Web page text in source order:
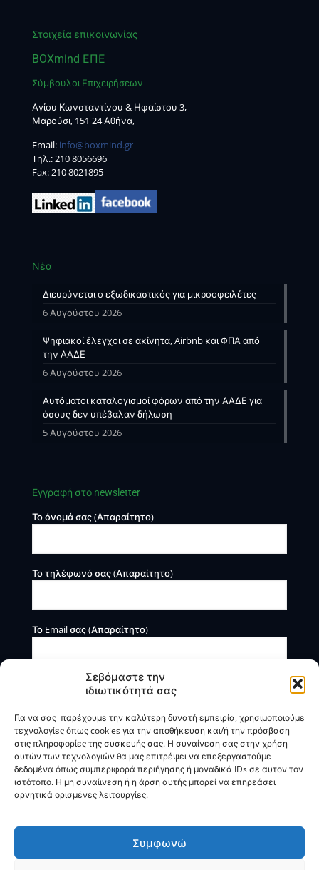
Σεβόμαστε την
ιδιωτικότητά σας
Για να σας παρέχουμε την καλύτερη δυνατή εμπειρία, χρησιμοποιούμε
τεχνολογίες όπως cookies για την αποθήκευση και/ή την πρόσβαση
στις πληροφορίες της συσκευής σας. Η συναίνεση σας στην χρήση
αυτών των τεχνολογιών θα μας επιτρέψει να επεξεργαστούμε
δεδομένα όπως συμπεριφορά περιήγησης ή μοναδικά IDs σε αυτον τον
ιστότοπο. Η μη συναίινεση ή η άρση αυτής μπορεί να επηρεάσει
αρνητικά ορισμένες λειτουργίες.
Συμφωνώ
Στοιχεία επικοινωνίας
BOXmind ΕΠΕ
Σύμβουλοι Επιχειρήσεων
Αγίου Κωνσταντίνου & Ηφαίστου 3,
Μαρούσι, 151 24 Αθήνα,
Email: info@boxmind.gr
Tηλ.:210 8056696
Fax: 210 8021895
Νέα
Διευρύνεται ο εξωδικαστικός για μικροοφειλέτες
6 Αυγούστου 2026
Ψηφιακοί έλεγχοι σε ακίνητα, Airbnb και ΦΠΑ από
την ΑΑΔΕ
6 Αυγούστου 2026
Αυτόματοι καταλογισμοί φόρων από την ΑΑΔΕ για
όσους δεν υπέβαλαν δήλωση
5 Αυγούστου 2026
Εγγραφή στο newsletter
Το όνομά σας (Απαραίτητο)
Το τηλέφωνό σας (Απαραίτητο)
Το Email σας (Απαραίτητο)
Η BOXmind παρέχει πληροφοριακές και συμβουλευτικές
υπηρεσίες. Δεν προσφέρει υπηρεσίες ρύθμισης ή
διαγραφής οφειλών.